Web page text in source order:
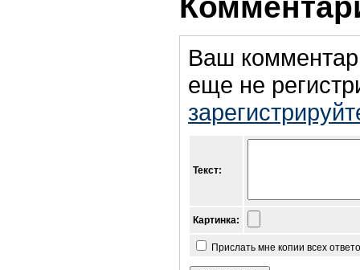
Ваш
еще не
Текст:
Картинка:
Прислать мне копии всех